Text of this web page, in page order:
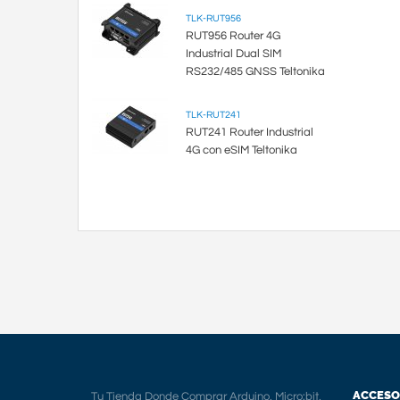
TLK-RUT956
RUT956 Router 4G
Industrial Dual SIM
RS232/485 GNSS Teltonika
TLK-RUT241
RUT241 Router Industrial
4G con eSIM Teltonika
Tu Tienda Donde Comprar Arduino, Micro:bit,